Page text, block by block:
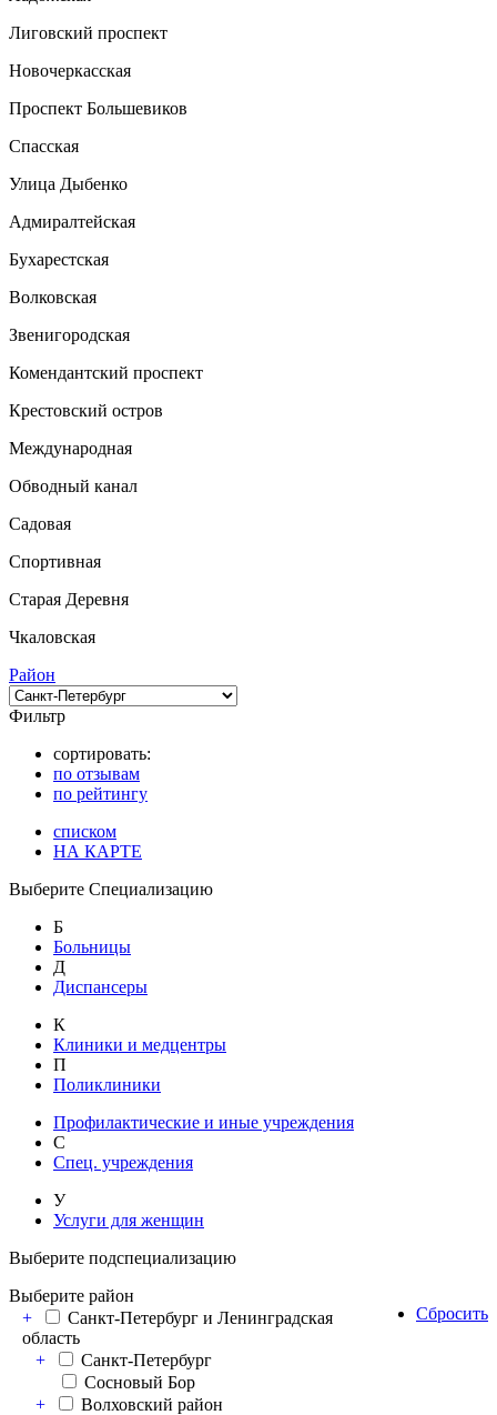
Лиговский проспект
Новочеркасская
Проспект Большевиков
Спасская
Улица Дыбенко
Адмиралтейская
Бухарестская
Волковская
Звенигородская
Комендантский проспект
Крестовский остров
Международная
Обводный канал
Садовая
Спортивная
Старая Деревня
Чкаловская
Район
Фильтр
сортировать:
по отзывам
по рейтингу
списком
НА КАРТЕ
Выберите Специализацию
Б
Больницы
Д
Диспансеры
К
Клиники и медцентры
П
Поликлиники
Профилактические и иные учреждения
С
Спец. учреждения
У
Услуги для женщин
Выберите подспециализацию
Сбросить
Выберите район
+
Санкт-Петербург и Ленинградская
область
+
Санкт-Петербург
Сосновый Бор
+
Волховский район